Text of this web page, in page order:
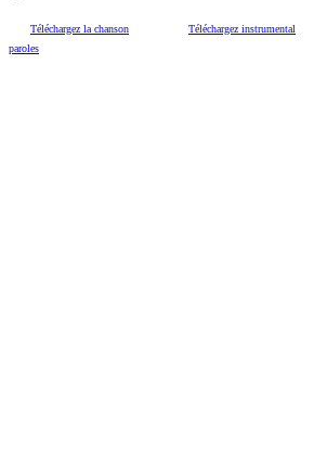
Téléchargez la chanson Téléchargez instrumental
paroles